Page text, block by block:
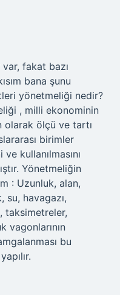
fakat bazı
bana şunu
yönetmeliği nedir?
, milli ekonominin
ölçü ve tartı
birimler
kullanılmasını
Yönetmeliğin
: Uzunluk, alan,
su, havagazı,
taksimetreler,
vagonlarının
bu